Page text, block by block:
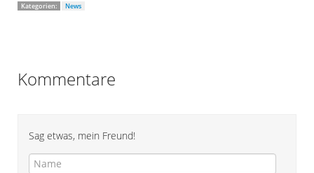
Kategorien:
News
Kommentare
Sag etwas, mein Freund!